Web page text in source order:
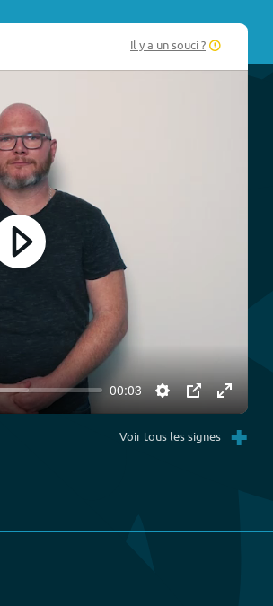
Il y a un souci ?
00:03
Settings
PIP Enter
fullscreen
Play
Voir tous les signes +